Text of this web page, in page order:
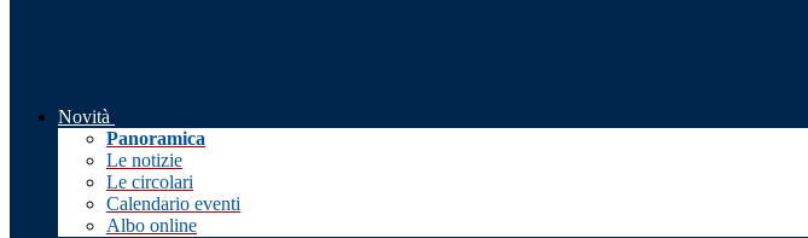
Novità
Panoramica
Le notizie
Le circolari
Calendario eventi
Albo online